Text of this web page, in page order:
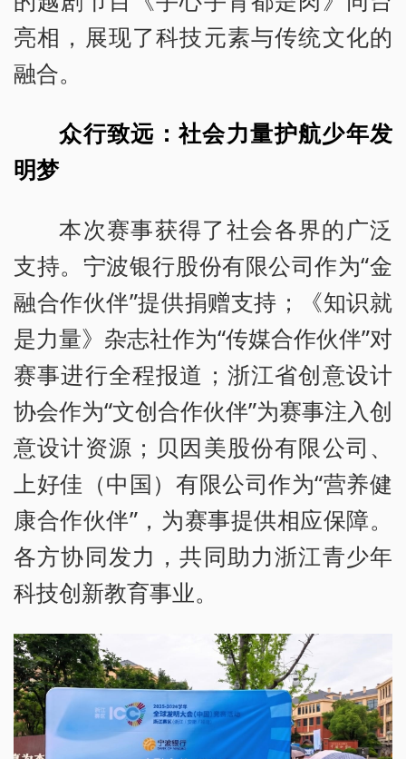
亮相，展现了科技元素与传统文化的
融合。
众行致远：社会力量护航少年发
明梦
本次赛事获得了社会各界的广泛
支持。宁波银行股份有限公司作为“金
融合作伙伴”提供捐赠支持；《知识就
是力量》杂志社作为“传媒合作伙伴”对
赛事进行全程报道；浙江省创意设计
协会作为“文创合作伙伴”为赛事注入创
意设计资源；贝因美股份有限公司、
上好佳（中国）有限公司作为“营养健
康合作伙伴”，为赛事提供相应保障。
各方协同发力，共同助力浙江青少年
科技创新教育事业。